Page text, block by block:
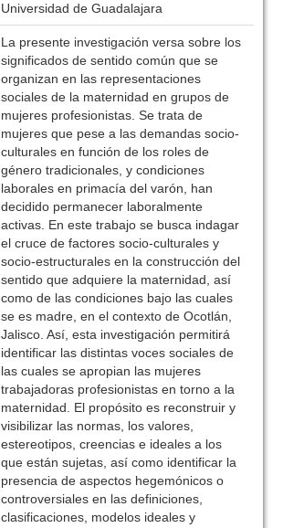
Universidad de Guadalajara
La presente investigación versa sobre los
significados de sentido común que se
organizan en las representaciones
sociales de la maternidad en grupos de
mujeres profesionistas. Se trata de
mujeres que pese a las demandas socio-
culturales en función de los roles de
género tradicionales, y condiciones
laborales en primacía del varón, han
decidido permanecer laboralmente
activas. En este trabajo se busca indagar
el cruce de factores socio-culturales y
socio-estructurales en la construcción del
sentido que adquiere la maternidad, así
como de las condiciones bajo las cuales
se es madre, en el contexto de Ocotlán,
Jalisco. Así, esta investigación permitirá
identificar las distintas voces sociales de
las cuales se apropian las mujeres
trabajadoras profesionistas en torno a la
maternidad. El propósito es reconstruir y
visibilizar las normas, los valores,
estereotipos, creencias e ideales a los
que están sujetas, así como identificar la
presencia de aspectos hegemónicos o
controversiales en las definiciones,
clasificaciones, modelos ideales y